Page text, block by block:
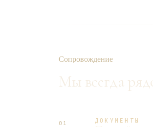
Сопровождение
Мы всегда
01 ДОКУМЕНТЫ